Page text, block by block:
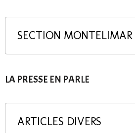
SECTION MONTELIMAR
LA PRESSE EN PARLE
ARTICLES DIVERS